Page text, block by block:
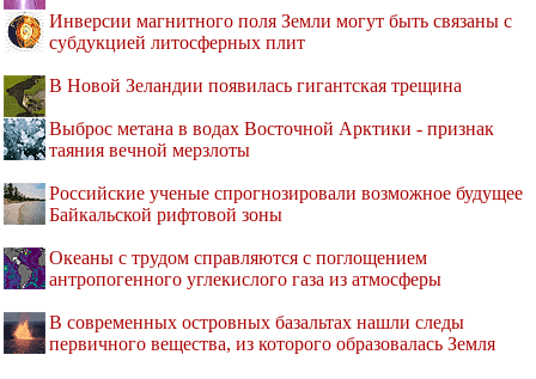
Инверсии магнитного поля Земли могут быть связаны с
субдукцией литосферных плит
В Новой Зеландии появилась гигантская трещина
Выброс метана в водах Восточной Арктики - признак
таяния вечной мерзлоты
Российские ученые спрогнозировали возможное будущее
Байкальской рифтовой зоны
Океаны с трудом справляются с поглощением
антропогенного углекислого газа из атмосферы
В современных островных базальтах нашли следы
первичного вещества, из которого образовалась Земля